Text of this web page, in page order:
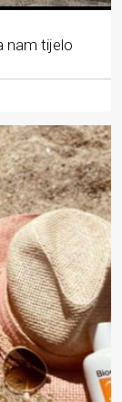
nam tijelo